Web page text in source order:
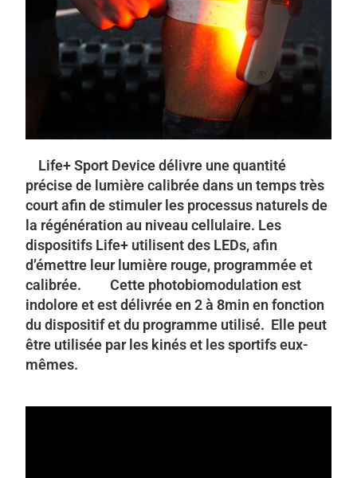
Life+ Sport Devicedélivre unequantité
précise de lumière calibréedans untemps très
courtafin de stimuler les processus naturels de
la régénération au niveau cellulaire. Les
dispositifs Life+ utilisent des LEDs, afin
d’émettre leur lumière rouge, programmée et
calibrée. Cette photobiomodulationest
indolore et est délivrée en2 à 8min en fonction
du dispositif et du programme utilisé. Elle peut
être utilisée par les kinés et les sportifs eux-
mêmes.